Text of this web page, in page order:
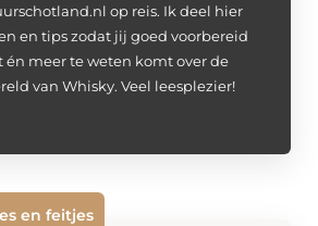
op reis. Ik deel hier
en tips zodat jij goed voorbereid
én meer te weten komt over de
van Whisky. Veel leesplezier!
en feitjes